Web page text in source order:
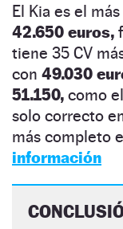
El Kia es el
42.650 euros,
tiene 35 CV
con 49.030
51.150, como
solo correcto
más completo
información